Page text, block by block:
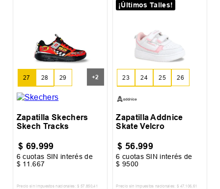
27 28 29
30 31
+2
Zapatilla Skechers
Skech Tracks
$ 69.999
6 cuotas SIN interés de
$ 11 .667
Precio sin impuestos nacionales: $ 57 850,41
¡Últimos Talles!
23 24 25 26
Zapatilla Addnice
Skate Velcro
$ 56.999
6 cuotas SIN interés de
$ 9500
Precio sin impuestos nacionales: $ 47 106 61